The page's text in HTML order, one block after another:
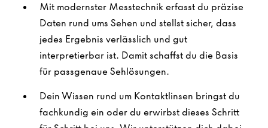
Mit modernster Messtechnik erfasst du präzise
Daten rund ums Sehen und stellst sicher, dass
jedes Ergebnis verlässlich und gut
interpretierbar ist. Damit schaffst du die Basis
für passgenaue Sehlösungen.
Dein Wissen rund um Kontaktlinsen bringst du
fachkundig ein oder du erwirbst dieses Schritt